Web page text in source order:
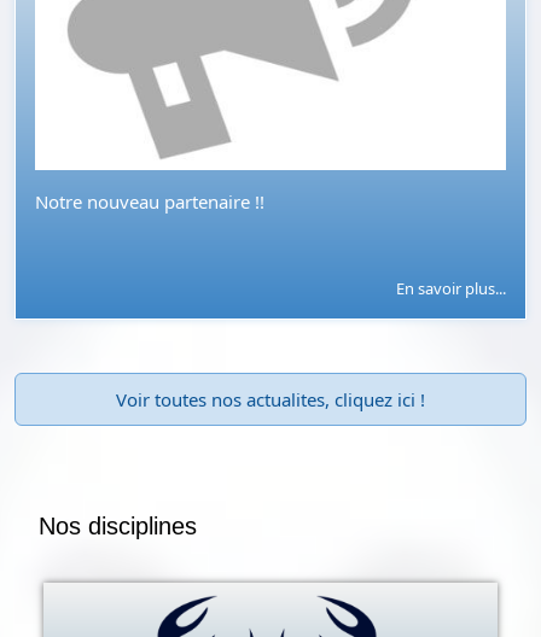
Notre nouveau partenaire !!
En savoir plus...
Voir toutes nos actualites, cliquez ici !
Nos disciplines